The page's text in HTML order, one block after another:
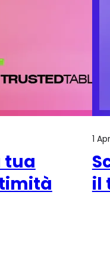
tua
1
il